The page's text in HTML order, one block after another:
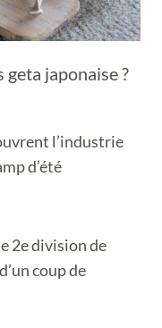
geta japonaise ?
l’industrie
d’été
2e division de
coup de